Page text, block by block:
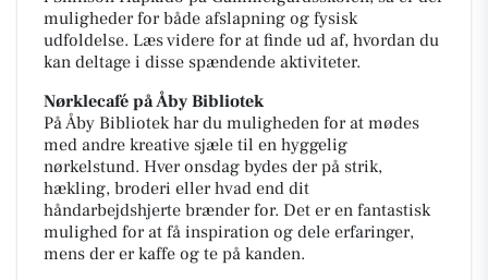
muligheder for både afslapning og fysisk
udfoldelse. Læs videre for at finde ud af, hvordan du
kan deltage i disse spændende aktiviteter.
Nørklecafé på Åby Bibliotek
På Åby Bibliotek har du muligheden for at mødes
med andre kreative sjæle til en hyggelig
nørkelstund. Hver onsdag bydes der på strik,
hækling, broderi eller hvad end dit
håndarbejdshjerte brænder for. Det er en fantastisk
mulighed for at få inspiration og dele erfaringer,
mens der er kaffe og te på kanden.